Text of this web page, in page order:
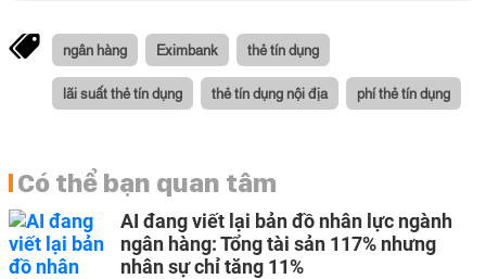
ngân hàng Eximbank thẻ tín dụng
lãi suất thẻ tín dụng thẻ tín dụng nội địa phí thẻ tín dụng
Có thể bạn quan tâm
AI đang viết lại bản đồ nhân lực ngành
ngân hàng: Tổng tài sản 117% nhưng
nhân sự chỉ tăng 11%